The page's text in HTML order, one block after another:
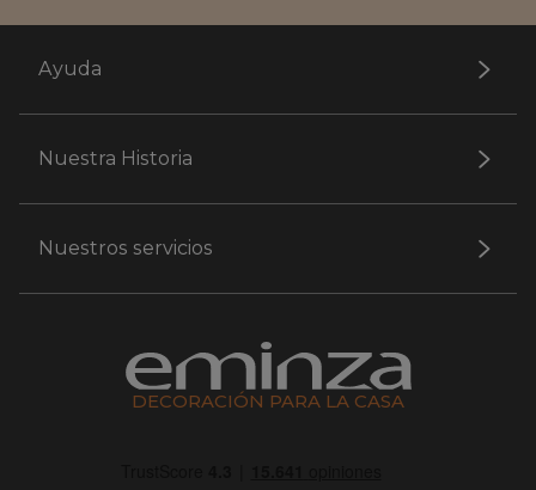
Ayuda
Nuestra Historia
Nuestros servicios
DECORACIÓN PARA LA CASA